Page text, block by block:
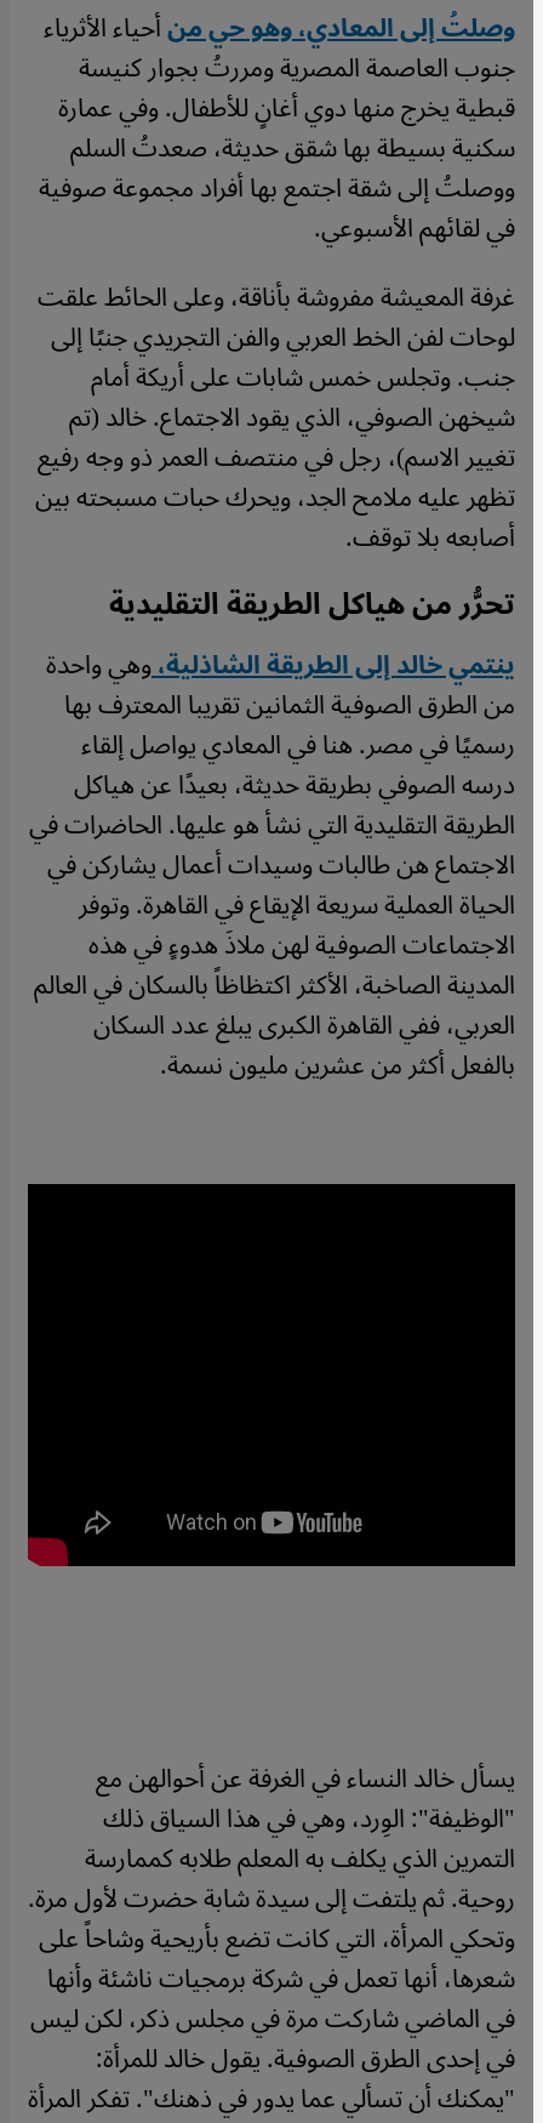
وصلتُ إلى المعادي، وهو حي منأحياء الأثرياء
جنوب العاصمة المصرية ومررتُ بجوار كنيسة
قبطية يخرج منها دوي أغانٍ للأطفال. وفي عمارة
سكنية بسيطة بها شقق حديثة، صعدتُ السلم
ووصلتُ إلى شقة اجتمع بها أفراد مجموعة صوفية
في لقائهم الأسبوعي.
غرفة المعيشة مفروشة بأناقة، وعلى الحائط علقت
لوحات لفن الخط العربي والفن التجريدي جنبًا إلى
جنب. وتجلس خمس شابات على أريكة أمام
شيخهن الصوفي، الذي يقود الاجتماع. خالد (تم
تغيير الاسم)، رجل في منتصف العمر ذو وجه رفيع
تظهر عليه ملامح الجد، ويحرك حبات مسبحته بين
أصابعه بلا توقف.
تحرُّر من هياكل الطريقة التقليدية
ينتمي خالد إلى الطريقة الشاذلية،وهي واحدة
من الطرق الصوفية الثمانين تقريبا المعترف بها
رسميًا في مصر. هنا في المعادي يواصل إلقاء
درسه الصوفي بطريقة حديثة، بعيدًا عن هياكل
الطريقة التقليدية التي نشأ هو عليها. الحاضرات في
الاجتماع هن طالبات وسيدات أعمال يشاركن في
الحياة العملية سريعة الإيقاع في القاهرة. وتوفر
الاجتماعات الصوفية لهن ملاذَ هدوءٍ في هذه
المدينة الصاخبة، الأكثر اكتظاظاً بالسكان في العالم
العربي، ففي القاهرة الكبرى يبلغ عدد السكان
بالفعل أكثر من عشرين مليون نسمة.
يسأل خالد النساء في الغرفة عن أحوالهن مع
"الوظيفة": الوِرد، وهي في هذا السياق ذلك
التمرين الذي يكلف به المعلم طلابه كممارسة
روحية. ثم يلتفت إلى سيدة شابة حضرت لأول مرة.
وتحكي المرأة، التي كانت تضع بأريحية وشاحاً على
شعرها، أنها تعمل في شركة برمجيات ناشئة وأنها
في الماضي شاركت مرة في مجلس ذكر، لكن ليس
في إحدى الطرق الصوفية. يقول خالد للمرأة:
"يمكنك أن تسألي عما يدور في ذهنك". تفكر المرأة